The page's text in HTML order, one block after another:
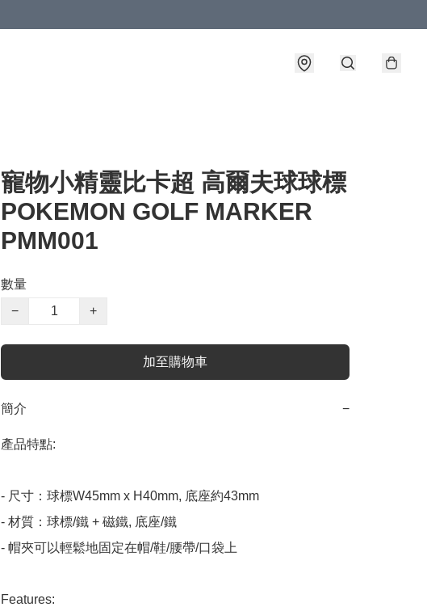
寵物小精靈比卡超 高爾夫球球標
POKEMON GOLF MARKER
PMM001
數量
−
+
加至購物車
簡介 −
產品特點:
- 尺寸：球標W45mm x H40mm, 底座約43mm
- 材質：球標/鐵 + 磁鐵, 底座/鐵
- 帽夾可以輕鬆地固定在帽/鞋/腰帶/口袋上
Features: